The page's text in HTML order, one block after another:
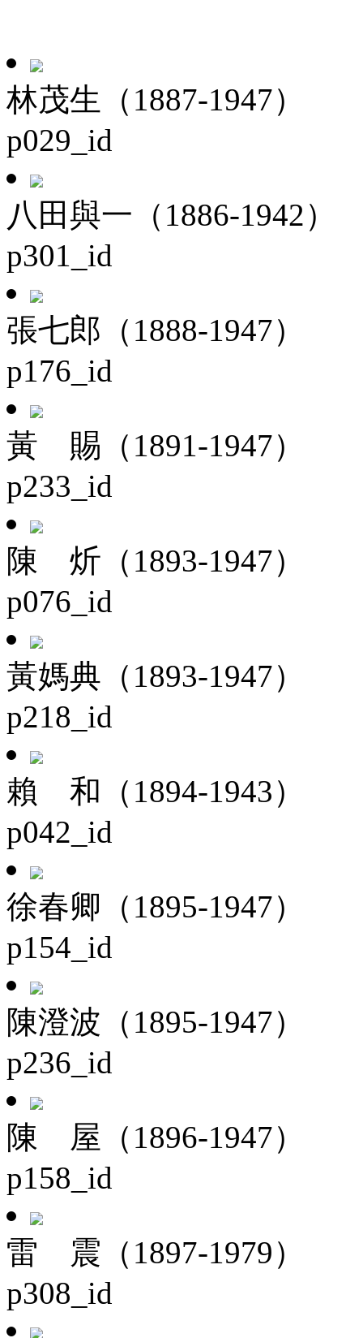
林茂生（1887-1947）
p029_id
八田與一（1886-1942）
p301_id
張七郎（1888-1947）
p176_id
黃 賜（1891-1947）
p233_id
陳 炘（1893-1947）
p076_id
黃媽典（1893-1947）
p218_id
賴 和（1894-1943）
p042_id
徐春卿（1895-1947）
p154_id
陳澄波（1895-1947）
p236_id
陳 屋（1896-1947）
p158_id
雷 震（1897-1979）
p308_id